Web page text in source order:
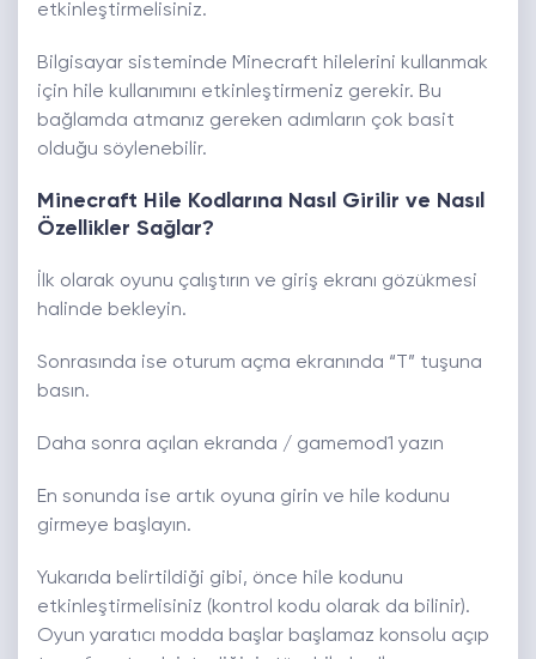
etkinleştirmelisiniz.
Bilgisayar sisteminde Minecraft hilelerini kullanmak
için hile kullanımını etkinleştirmeniz gerekir. Bu
bağlamda atmanız gereken adımların çok basit
olduğu söylenebilir.
Minecraft Hile Kodlarına Nasıl Girilir ve Nasıl
Özellikler Sağlar?
İlk olarak oyunu çalıştırın ve giriş ekranı gözükmesi
halinde bekleyin.
Sonrasında ise oturum açma ekranında “T” tuşuna
basın.
Daha sonra açılan ekranda / gamemod1 yazın
En sonunda ise artık oyuna girin ve hile kodunu
girmeye başlayın.
Yukarıda belirtildiği gibi, önce hile kodunu
etkinleştirmelisiniz (kontrol kodu olarak da bilinir).
Oyun yaratıcı modda başlar başlamaz konsolu açıp